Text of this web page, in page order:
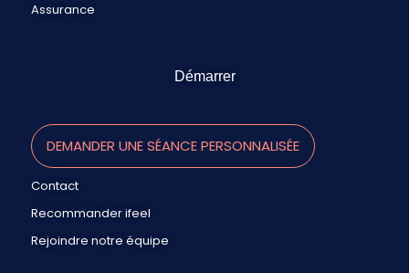
Assurance
Démarrer
DEMANDER UNE SÉANCE PERSONNALISÉE
Contact
Recommander ifeel
Rejoindre notre équipe